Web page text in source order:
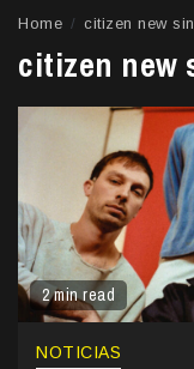
Home citizen new
citizen new
2 min read
NOTICIAS